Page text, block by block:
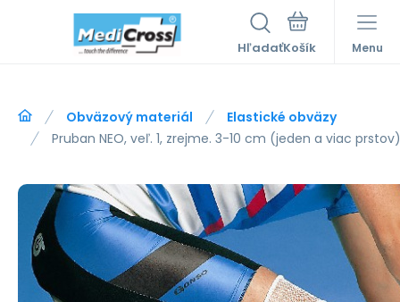
Hľadať Menu
Obväzový materiál
Elastické obväzy
Pruban NEO, veľ. 1, zrejme. 3-10 cm (jeden a viac